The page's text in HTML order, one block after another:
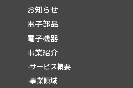
お知らせ
電子部品
電子機器
事業紹介
-サービス概要
-事業領域